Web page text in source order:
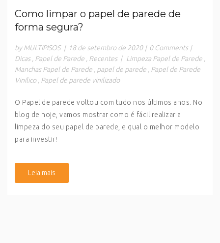
Como limpar o papel de parede de
forma segura?
by MULTIPISOS | 18 de setembro de 2020 | 0 Comments |
Dicas
Papel de Parede Recentes | Limpeza Papel de Parede
Manchas Papel de Parede
papel de parede
Papel de Parede
Vinílico
Papel de parede vinilizado
O Papel de parede voltou com tudo nos últimos anos. No
blog de hoje, vamos mostrar como é fácil realizar a
limpeza do seu papel de parede, e qual o melhor modelo
para investir!
Leia mais